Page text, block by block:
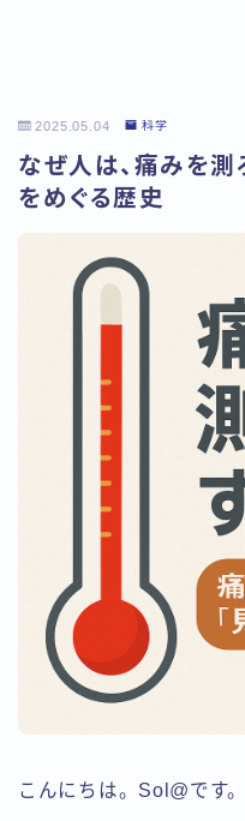
2025.05.04 科学
なぜ人は、痛みを
をめぐる歴史
こんにちは。Sol@です。